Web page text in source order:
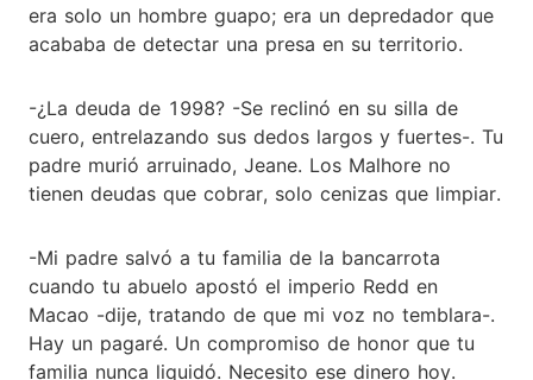
era solo un hombre guapo; era un depredador que
acababa de detectar una presa en su territorio.
-¿La deuda de 1998? -Se reclinó en su silla de
cuero, entrelazando sus dedos largos y fuertes-. Tu
padre murió arruinado, Jeane. Los Malhore no
tienen deudas que cobrar, solo cenizas que limpiar.
-Mi padre salvó a tu familia de la bancarrota
cuando tu abuelo apostó el imperio Redd en
Macao -dije, tratando de que mi voz no temblara-.
Hay un pagaré. Un compromiso de honor que tu
familia nunca liquidó. Necesito ese dinero hoy.